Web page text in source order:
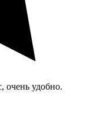
удобно.